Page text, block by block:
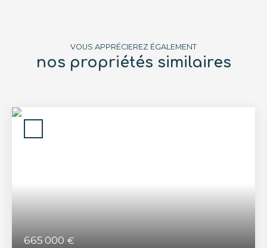
VOUS APPRÉCIEREZ ÉGALEMENT
nos propriétés similaires
665 000 €